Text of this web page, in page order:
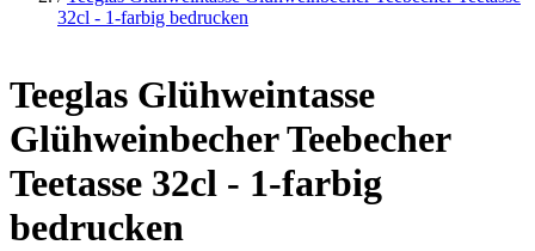
32cl - 1-farbig bedrucken
Teeglas Glühweintasse
Glühweinbecher Teebecher
Teetasse 32cl - 1-farbig
bedrucken